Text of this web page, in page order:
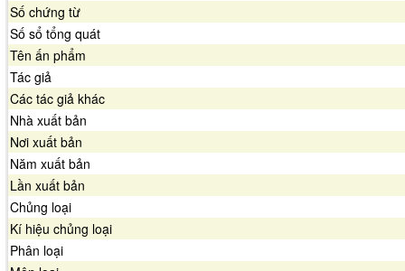
Số chứng từ
Số sổ tổng quát
Tên ấn phẩm
Tác giả
Các tác giả khác
Nhà xuất bản
Nơi xuất bản
Năm xuất bản
Lần xuất bản
Chủng loại
Kí hiệu chủng loại
Phân loại